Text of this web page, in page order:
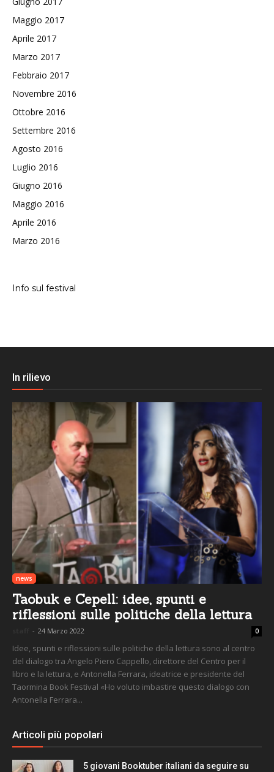
Maggio 2017
Aprile 2017
Marzo 2017
Febbraio 2017
Novembre 2016
Ottobre 2016
Settembre 2016
Agosto 2016
Luglio 2016
Giugno 2016
Maggio 2016
Aprile 2016
Marzo 2016
Info sul festival
In rilievo
news
Taobuk e Cepell: idee, spunti e
riflessioni sulle politiche della lettura
- 24 Marzo 2022 0
Idee, spunti e riflessioni sulle politiche della lettura sono al centro
del dialogo tra Angelo Piero Cappello, direttore del Centro per il
libro e la lettura, e Antonella Ferrara, ideatrice e presidente del
Taormina Book Festival «Ho voluto imbastire questo dialogo con
Antonella Ferrara...
Articoli più popolari
5 giovani Booktuber italiani da seguire su